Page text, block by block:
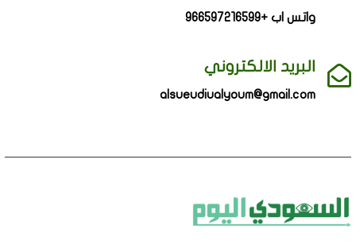
واتس اب +966597216599
البريد الالكتروني
alsueudiualyoum@gmail.com